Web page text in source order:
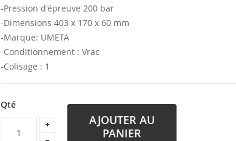
-Pression d'épreuve 200 bar
-Dimensions 403 x 170 x 60 mm
-Marque: UMETA
-Conditionnement : Vrac
-Colisage : 1
Qté
AJOUTER AU
PANIER